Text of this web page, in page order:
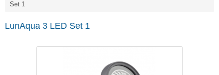
Set 1
LunAqua 3 LED Set 1